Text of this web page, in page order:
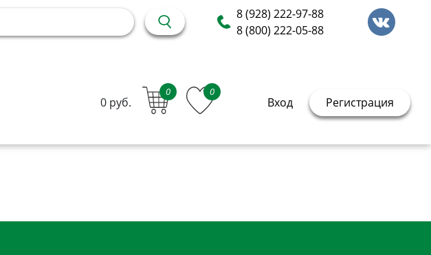
8 (928) 222-97-88
8 (800) 222-05-88
0 руб.
0 0
Вход Регистрация